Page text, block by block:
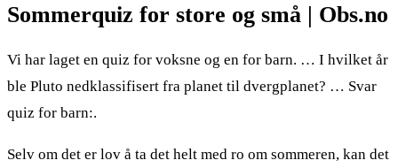
Sommerquiz for store og små | Obs.no
Vi har laget en quiz for voksne og en for barn. … I hvilket år
ble Pluto nedklassifisert fra planet til dvergplanet? … Svar
quiz for barn:.
Selv om det er lov å ta det helt med ro om sommeren, kan det